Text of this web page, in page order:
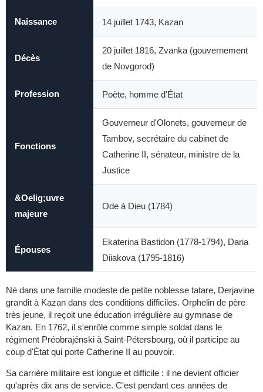
Naissance 14 juillet 1743, Kazan
Décès
20 juillet 1816, Zvanka (gouvernement
de Novgorod)
Profession Poète, homme d'État
Fonctions
Gouverneur d'Olonets, gouverneur de
Tambov, secrétaire du cabinet de
Catherine II, sénateur, ministre de la
Justice
&Oelig;uvre
majeure
Ode à Dieu (1784)
Épouses
Ekaterina Bastidon (1778-1794), Daria
Diiakova (1795-1816)
Né dans une famille modeste de petite noblesse tatare, Derjavine
grandit à Kazan dans des conditions difficiles. Orphelin de père
très jeune, il reçoit une éducation irrégulière au gymnase de
Kazan. En 1762, il s'enrôle comme simple soldat dans le
régiment Préobrajénski à Saint-Pétersbourg, où il participe au
coup d'État qui porte Catherine II au pouvoir.
Sa carrière militaire est longue et difficile : il ne devient officier
qu'après dix ans de service. C'est pendant ces années de